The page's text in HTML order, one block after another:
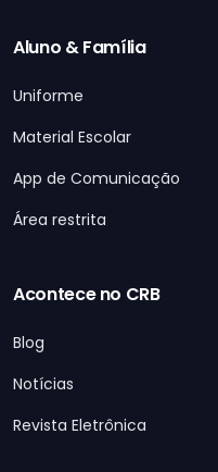
Aluno & Família
Uniforme
Material Escolar
App de Comunicação
Área restrita
Acontece no CRB
Blog
Notícias
Revista Eletrônica